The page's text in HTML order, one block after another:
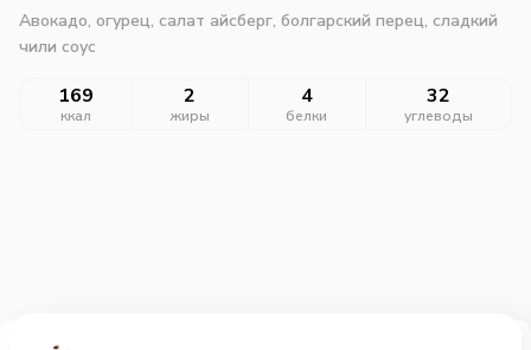
Авокадо, огурец, салат айсберг, болгарский перец, сладкий
чили соус
169
ккал
2
жиры
4
белки
32
углеводы